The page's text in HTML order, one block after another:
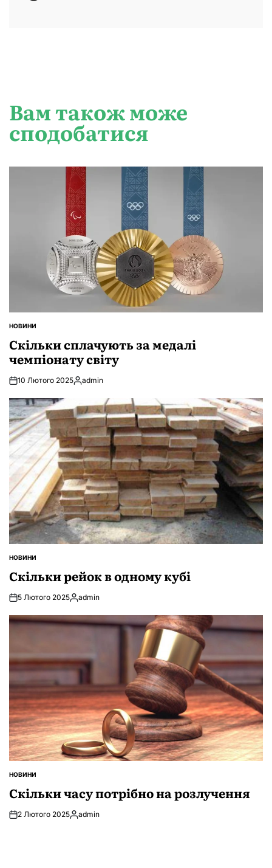
Вам також може
сподобатися
ОПУБЛІКУВАТИ
НОВИНИ
Скільки сплачують за медалі
чемпіонату світу
10 Лютого 2025Опубліковано
admin
ОПУБЛІКУВАТИ
НОВИНИ
Скільки рейок в одному кубі
5 Лютого 2025Опубліковано
admin
ОПУБЛІКУВАТИ
НОВИНИ
Скільки часу потрібно на розлучення
2 Лютого 2025Опубліковано
admin